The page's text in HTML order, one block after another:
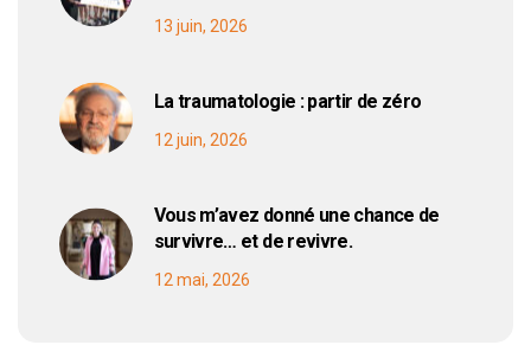
13 juin, 2026
La traumatologie : partir de zéro
12 juin, 2026
Vous m’avez donné une chance de
survivre… et de revivre.
12 mai, 2026